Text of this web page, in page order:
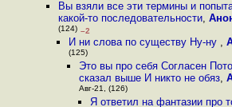
Вы взяли все эти термины и
какой-то последовательности,
(124) –2
И ни слова по существу Ну-ну ,
(125)
Это вы про себя Согласен
сказал выше И никто не обяз,
Авг-21, (126)
Я ответил на фантазии про